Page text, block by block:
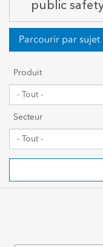
Parcourir par sujet
Partage et
Gestion de
Cartographie,
Script et
Produit
Secteur